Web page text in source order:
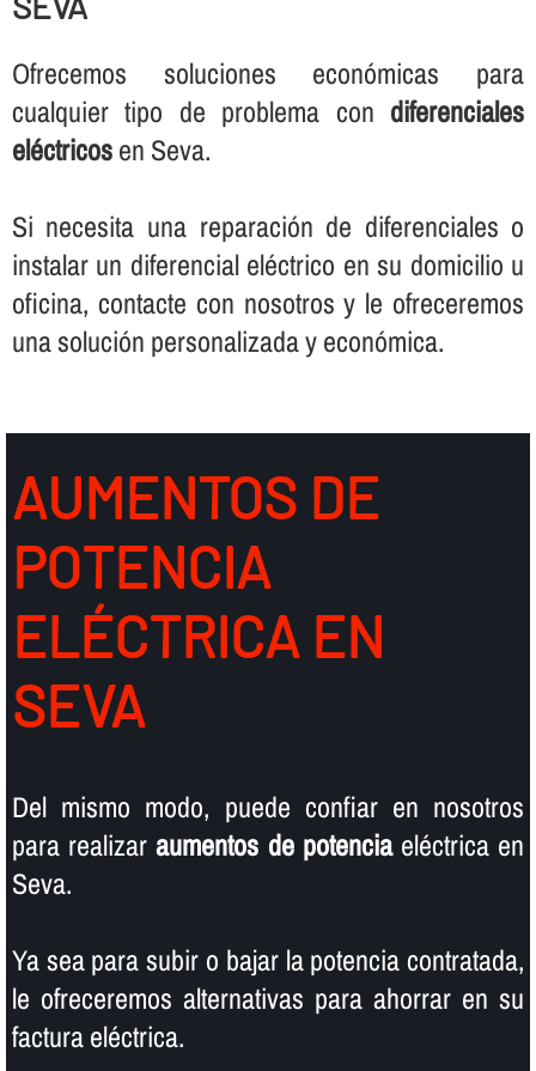
Ofrecemos soluciones económicas para
cualquier tipo de problema con diferenciales
eléctricosen Seva.
Si necesita una reparación de diferenciales o
instalar un diferencial eléctrico en su domicilio u
oficina, contacte con nosotros y le ofreceremos
una solución personalizada y económica.
AUMENTOS DE
POTENCIA
ELÉCTRICA EN
SEVA
Del mismo modo, puede confiar en nosotros
para realizaraumentos de potenciaeléctrica en
Seva.
Ya sea para subir o bajar la potencia contratada,
le ofreceremos alternativas para ahorrar en su
factura eléctrica.